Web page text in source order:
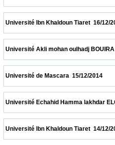
Université Ibn Khaldoun
Université Akli mohan oulhadj
Université de Mascara  15/
Université Echahid Hamma
Université Ibn Khaldoun